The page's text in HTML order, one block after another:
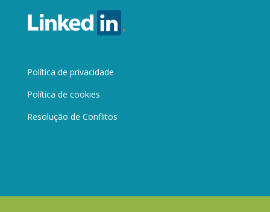
Política de privacidade
Política de cookies
Resolução de Conflitos